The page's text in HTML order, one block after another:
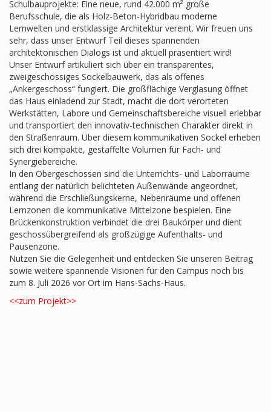
Schulbauprojekte: Eine neue, rund 42.000 m² große
Berufsschule, die als Holz-Beton-Hybridbau moderne
Lernwelten und erstklassige Architektur vereint. Wir freuen uns
sehr, dass unser Entwurf Teil dieses spannenden
architektonischen Dialogs ist und aktuell präsentiert wird!
Unser Entwurf artikuliert sich über ein transparentes,
zweigeschossiges Sockelbauwerk, das als offenes
„Ankergeschoss“ fungiert. Die großflächige Verglasung öffnet
das Haus einladend zur Stadt, macht die dort verorteten
Werkstätten, Labore und Gemeinschaftsbereiche visuell erlebbar
und transportiert den innovativ-technischen Charakter direkt in
den Straßenraum. Über diesem kommunikativen Sockel erheben
sich drei kompakte, gestaffelte Volumen für Fach- und
Synergiebereiche.
In den Obergeschossen sind die Unterrichts- und Laborräume
entlang der natürlich belichteten Außenwände angeordnet,
während die Erschließungskerne, Nebenräume und offenen
Lernzonen die kommunikative Mittelzone bespielen. Eine
Brückenkonstruktion verbindet die drei Baukörper und dient
geschossübergreifend als großzügige Aufenthalts- und
Pausenzone.
Nutzen Sie die Gelegenheit und entdecken Sie unseren Beitrag
sowie weitere spannende Visionen für den Campus noch bis
zum 8. Juli 2026 vor Ort im Hans-Sachs-Haus.
<<zum Projekt>>